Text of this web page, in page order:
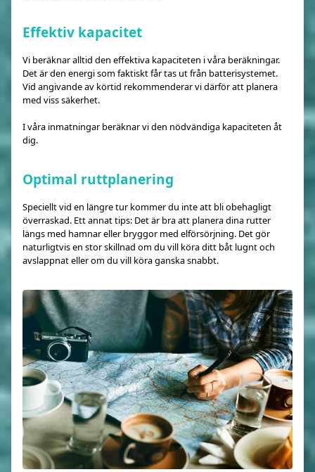
Effektiv kapacitet
Vi beräknar alltid den effektiva kapaciteten i våra beräkningar.
Det är den energi som faktiskt får tas ut från batterisystemet.
Vid angivande av körtid rekommenderar vi därför att planera
med viss säkerhet.
I våra inmatningar beräknar vi den nödvändiga kapaciteten åt
dig.
Optimal ruttplanering
Speciellt vid en längre tur kommer du inte att bli obehagligt
överraskad. Ett annat tips: Det är bra att planera dina rutter
längs med hamnar eller bryggor med elförsörjning. Det gör
naturligtvis en stor skillnad om du vill köra ditt båt lugnt och
avslappnat eller om du vill köra ganska snabbt.